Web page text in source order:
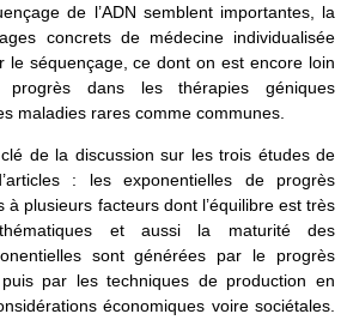
de l’ADN semblent importantes, la
concrets de médecine individualisée
le séquençage, ce dont on est encore loin
progrès dans les thérapies géniques
maladies rares comme communes.
de la discussion sur les trois études de
: les exponentielles de progrès
à plusieurs facteurs dont l’équilibre est très
et aussi la maturité des
sont générées par le progrès
par les techniques de production en
économiques voire sociétales.